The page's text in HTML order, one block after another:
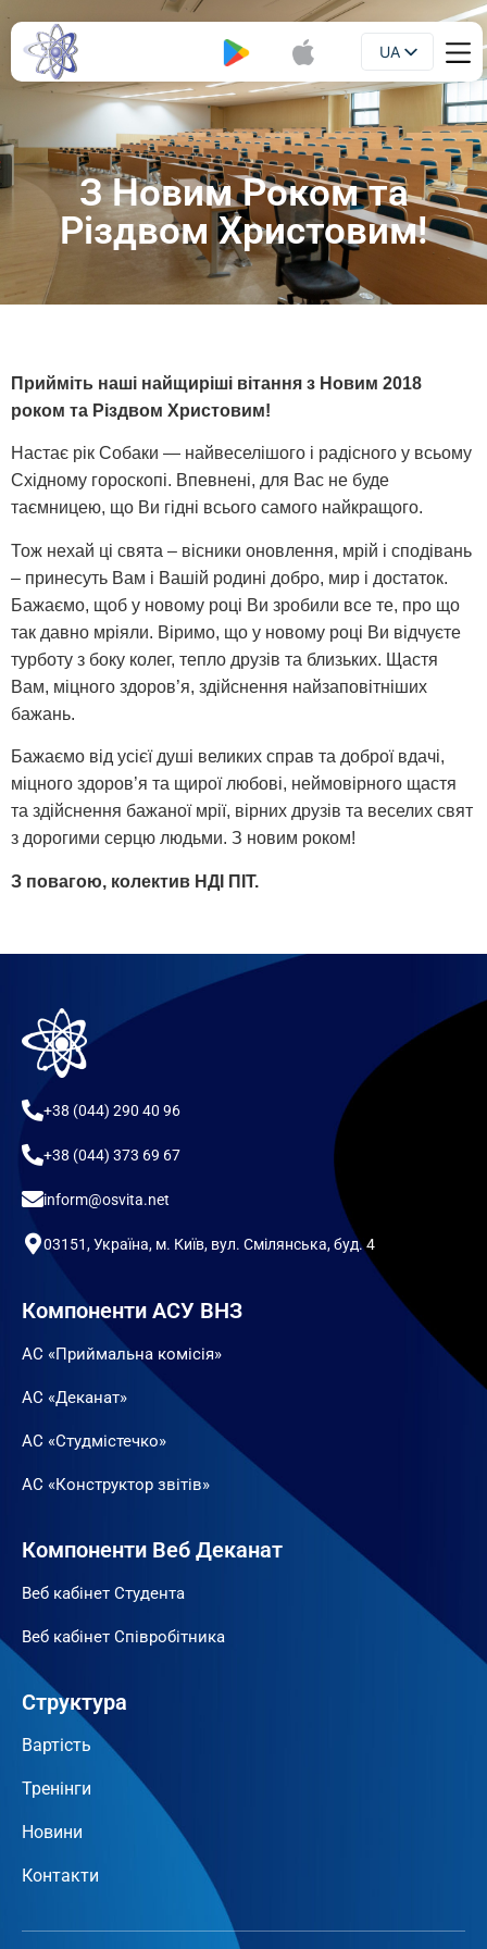
UA
EN
З Новим Роком та
Різдвом Христовим!
Прийміть наші найщиріші вітання з Новим 2018
роком та Різдвом Христовим!
Настає рік Собаки — найвеселішого і радісного у всьому
Східному гороскопі. Впевнені, для Вас не буде
таємницею, що Ви гідні всього самого найкращого.
Тож нехай ці свята – вісники оновлення, мрій і сподівань
– принесуть Вам і Вашій родині добро, мир і достаток.
Бажаємо, щоб у новому році Ви зробили все те, про що
так давно мріяли. Віримо, що у новому році Ви відчуєте
турботу з боку колег, тепло друзів та близьких. Щастя
Вам, міцного здоров’я, здійснення найзаповітніших
бажань.
Бажаємо від усієї душі великих справ та доброї вдачі,
міцного здоров’я та щирої любові, неймовірного щастя
та здійснення бажаної мрії, вірних друзів та веселих свят
з дорогими серцю людьми. З новим роком!
З повагою, колектив НДІ ПІТ.
+38 (044) 290 40 96
+38 (044) 373 69 67
inform@osvita.net
03151, Україна, м. Київ, вул. Смілянська, буд. 4
Компоненти АСУ ВНЗ
АС «Приймальна комісія»
АС «Деканат»
АС «Студмістечко»
АС «Конструктор звітів»
Компоненти Веб Деканат
Веб кабінет Студента
Веб кабінет Співробітника
Структура
Вартість
Тренінги
Новини
Контакти